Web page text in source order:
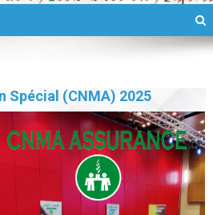
Spécial (CNMA) 2025